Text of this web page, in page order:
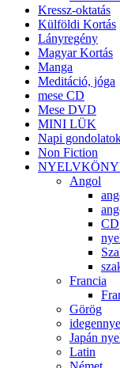
Kressz-oktatás
Külföldi Kortás
Lányregény
Magyar Kortás
Manga
Meditáció, jóga
mese CD
Mese DVD
MINI LÜK
Napi
Non Fiction
Angol
CD
Francia
Görög
Japán
Latin